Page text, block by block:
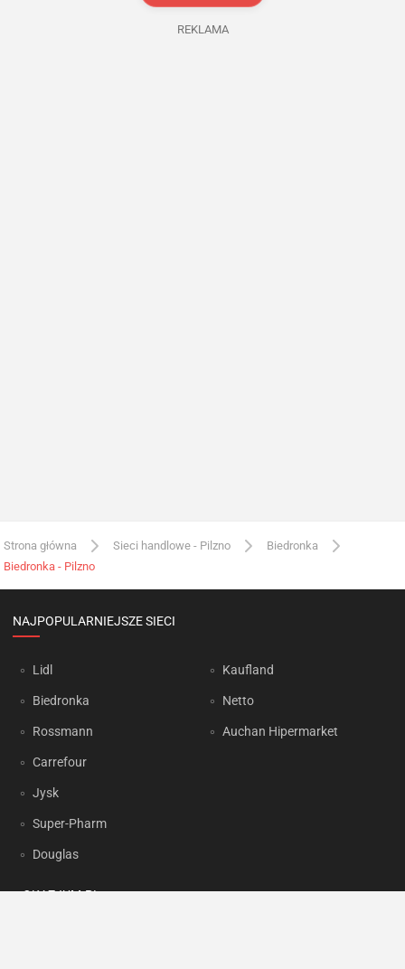
REKLAMA
Strona główna Sieci handlowe - Pilzno
Biedronka
Biedronka - Pilzno
NAJPOPULARNIEJSZE SIECI
Lidl
Biedronka
Rossmann
Carrefour
Jysk
Super-Pharm
Douglas
Kaufland
Netto
Auchan Hipermarket
OKAZJUM.PL